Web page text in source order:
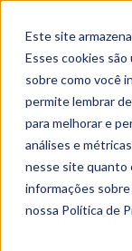
Este site
Esses cookies
sobre como você
permite lembrar
para melhorar e
análises e
nesse site quanto
informações
nossa Política de
SYY
Sysco